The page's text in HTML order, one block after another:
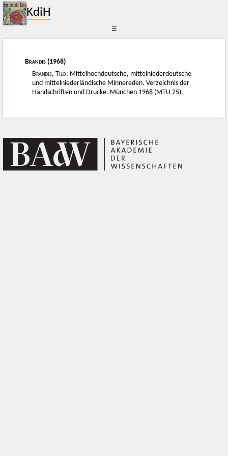
KdiH
☰
Brandis (1968)
Brandis, Tilo: Mittelhochdeutsche, mittelniederdeutsche
und mittelniederländische Minnereden. Verzeichnis der
Handschriften und Drucke. München 1968 (MTU 25).